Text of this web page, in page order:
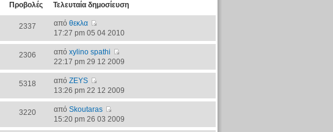
Προβολές
Τελευταία δημοσίευση
2337 απόθεκλα
17:27 pm 05 04 2010
2306 απόxylino spathi
22:17 pm 29 12 2009
5318 απόZEYS
13:26 pm 22 12 2009
3220 απόSkoutaras
15:20 pm 26 03 2009